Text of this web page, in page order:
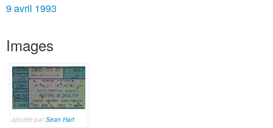
9 avril 1993
Images
ajoutée parSean Hart